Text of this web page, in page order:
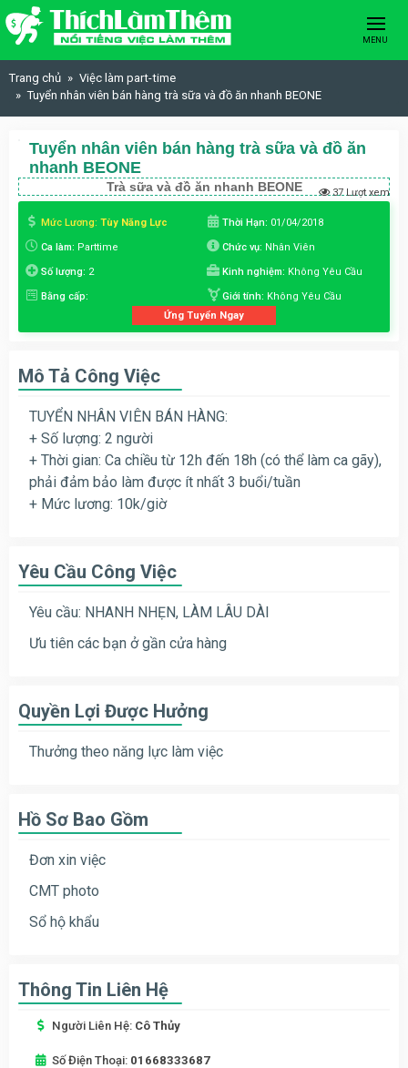
Skip to content
MENU
Trang chủ
Việc làm part-time
Tuyển nhân viên bán hàng trà sữa và đồ ăn nhanh BEONE
Tuyển nhân viên bán hàng trà sữa và đồ ăn
nhanh BEONE
Trà sữa và đồ ăn nhanh BEONE 37 Lượt xem
Mức Lương: Tùy Năng Lực Thời Hạn: 01/04/2018
Ca làm: Parttime Chức vụ: Nhân Viên
Số lượng: 2 Kinh nghiệm: Không Yêu Cầu
Bằng cấp: Giới tính: Không Yêu Cầu
Ứng Tuyển Ngay
Mô Tả Công Việc
TUYỂN NHÂN VIÊN BÁN HÀNG:
+ Số lượng: 2 người
+ Thời gian: Ca chiều từ 12h đến 18h (có thể làm ca gãy),
phải đảm bảo làm được ít nhất 3 buổi/tuần
+ Mức lương: 10k/giờ
Yêu Cầu Công Việc
Yêu cầu: NHANH NHẸN, LÀM LÂU DÀI
Ưu tiên các bạn ở gần cửa hàng
Quyền Lợi Được Hưởng
Thưởng theo năng lực làm việc
Hồ Sơ Bao Gồm
Đơn xin việc
CMT photo
Sổ hộ khẩu
Thông Tin Liên Hệ
Người Liên Hệ: Cô Thủy
Số Điện Thoại: 01668333687